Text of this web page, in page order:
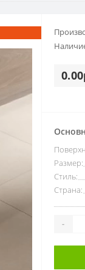
Размер:
Стиль:
Страна:
-